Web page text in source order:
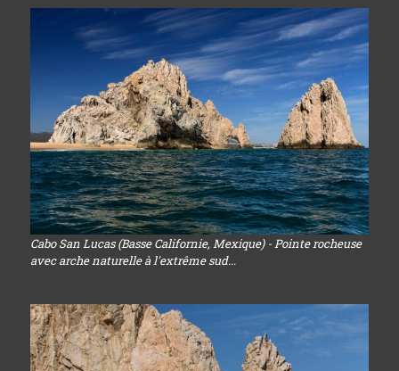
Cabo San Lucas (Basse Californie, Mexique) - Pointe rocheuse
avec arche naturelle à l'extrême sud...